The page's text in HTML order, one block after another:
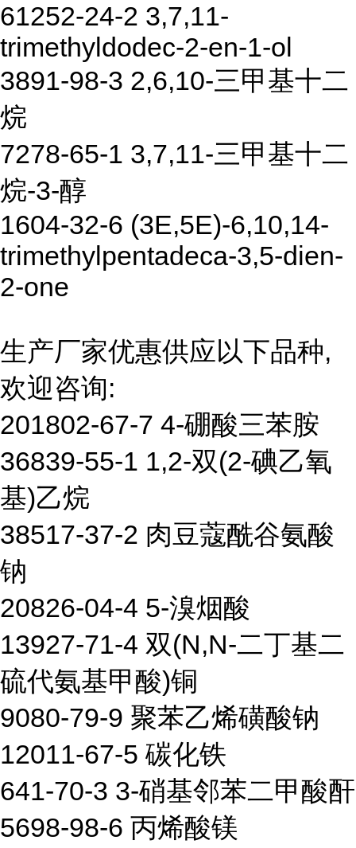
61252-24-2 3,7,11-
trimethyldodec-2-en-1-ol
3891-98-3 2,6,10-三甲基十二
烷
7278-65-1 3,7,11-三甲基十二
烷-3-醇
1604-32-6 (3E,5E)-6,10,14-
trimethylpentadeca-3,5-dien-
2-one
生产厂家优惠供应以下品种,
欢迎咨询:
201802-67-7 4-硼酸三苯胺
36839-55-1 1,2-双(2-碘乙氧
基)乙烷
38517-37-2 肉豆蔻酰谷氨酸
钠
20826-04-4 5-溴烟酸
13927-71-4 双(N,N-二丁基二
硫代氨基甲酸)铜
9080-79-9 聚苯乙烯磺酸钠
12011-67-5 碳化铁
641-70-3 3-硝基邻苯二甲酸酐
5698-98-6 丙烯酸镁